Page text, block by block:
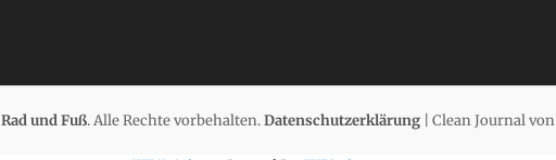
Rad und Fuß. Alle Rechte vorbehalten.Datenschutzerklärung| Clean Journal von